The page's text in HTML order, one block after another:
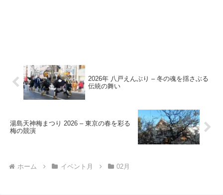
2026年 八戸えんぶり – 冬の魂を揺さぶる
伝統の舞い
湯島天神梅まつり 2026 – 東京の春を彩る
梅の競演
ホーム イベント月 02月